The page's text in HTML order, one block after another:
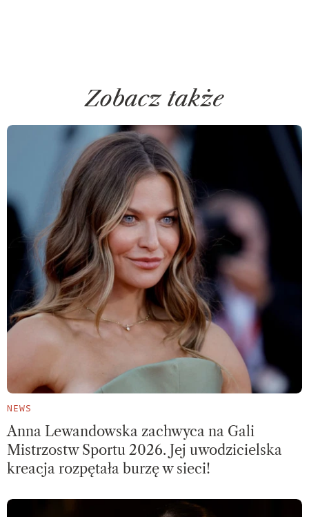
Zobacz także
NEWS
Anna Lewandowska zachwyca na Gali
Mistrzostw Sportu 2026. Jej uwodzicielska
kreacja rozpętała burzę w sieci!